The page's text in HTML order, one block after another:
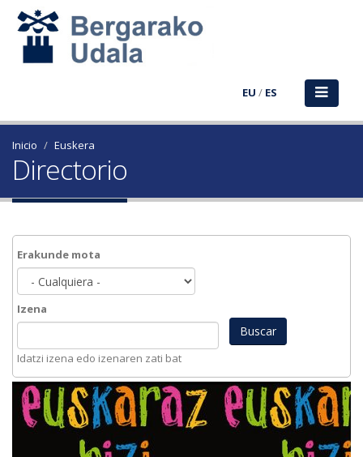
EU / ES
Inicio Euskera
Directorio
Erakunde mota
Izena
Idatzi izena edo izenaren zati bat